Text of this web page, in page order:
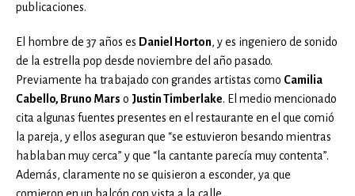
publicaciones.
El hombre de 37 años es Daniel Horton, y es ingeniero de sonido
de la estrella pop desde noviembre del año pasado.
Previamente ha trabajado con grandes artistas como Camilia
Cabello, Bruno Mars o Justin Timberlake. El medio mencionado
cita algunas fuentes presentes en el restaurante en el que comió
la pareja, y ellos aseguran que “se estuvieron besando mientras
hablaban muy cerca” y que “la cantante parecía muy contenta”.
Además, claramente no se quisieron a esconder, ya que